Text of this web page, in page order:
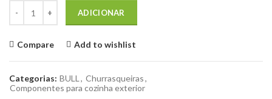
ADICIONAR
Compare Add to wishlist
Categorias: BULL , Churrasqueiras,
Componentes para cozinha exterior